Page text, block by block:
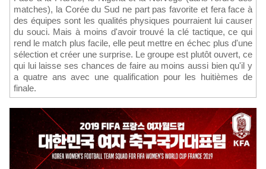
matches), la Corée du Sud ne part pas favorite et fera face à
des équipes sont les qualités physiques pourraient lui causer
du souci. Mais à moins d'avoir trouvé la clé tactique, ce qui
rend le match plus facile, elle peut mettre en échec plus d'une
sélection et créer une surprise. Le groupe est plutôt ouvert, ce
qui lui laisse ses chances de faire au moins aussi bien qu'il y
a quatre ans avec une qualification pour les huitièmes de
finale.